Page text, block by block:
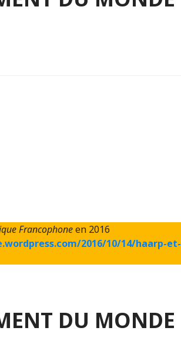
Francophoneen 2016
2016/10/14/haarp-et-
DU MONDE